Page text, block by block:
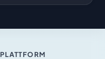
PLATTFORM